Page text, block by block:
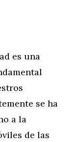
es una
se ha
a la
de las